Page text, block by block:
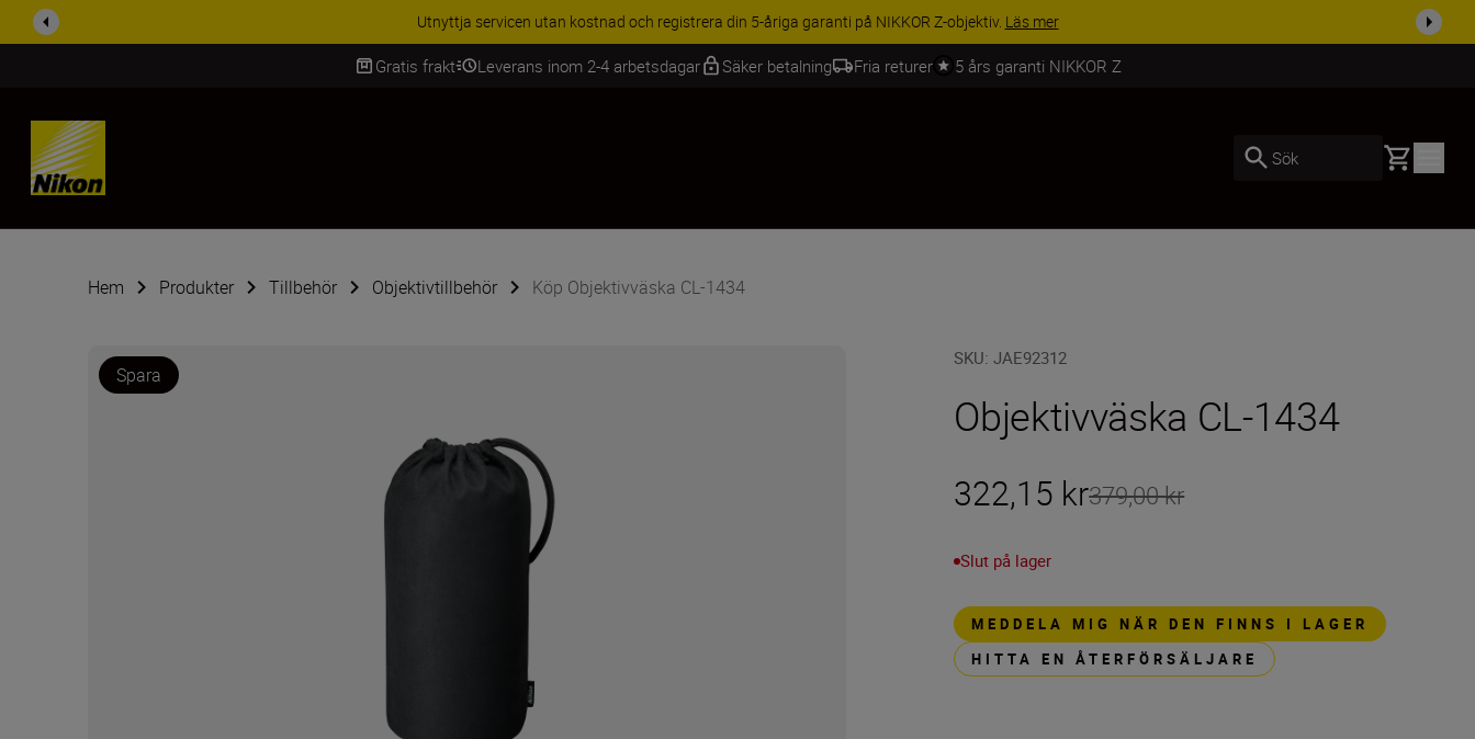
Utnyttja servicen utan kostnad och registrera din 5-åriga garanti på NIKKOR Z-objektiv. Läs mer
Gratis frakt Leverans inom 2-4 arbetsdagar Säker betalning Fria returer 5 års garanti NIKKOR Z
SKIP
Sök Basket
Hem Produkter Tillbehör Objektivtillbehör Köp Objektivväska CL-1434
Spara
SKU:JAE92312
Objektivväska CL-1434
322,15 kr379,00 kr
Slut på lager
MEDDELA MIG NÄR DEN FINNS I LAGER
HITTA EN ÅTERFÖRSÄLJARE